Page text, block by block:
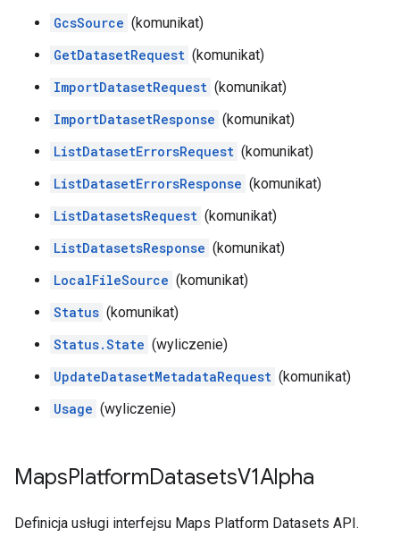
GcsSource (komunikat)
GetDatasetRequest (komunikat)
ImportDatasetRequest (komunikat)
ImportDatasetResponse (komunikat)
ListDatasetErrorsRequest (komunikat)
ListDatasetErrorsResponse (komunikat)
ListDatasetsRequest (komunikat)
ListDatasetsResponse (komunikat)
LocalFileSource (komunikat)
Status (komunikat)
Status.State (wyliczenie)
UpdateDatasetMetadataRequest (komunikat)
Usage (wyliczenie)
MapsPlatformDatasetsV1Alpha
Definicja usługi interfejsu Maps Platform Datasets API.